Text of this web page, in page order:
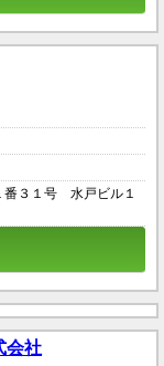
番３１号 水戸ビル１
会社